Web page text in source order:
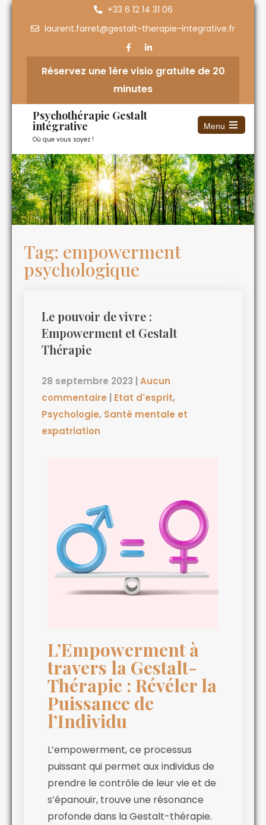
+33 6 12 14 31 06
laurent.farret@gestalt-therapie-integrative.fr
Réservez une 1ère visio gratuite de 20
minutes
Psychothérapie Gestalt
intégrative
Où que vous soyez !
Menu
Tag: empowerment
psychologique
Le pouvoir de vivre :
Empowerment et Gestalt
Thérapie
28 septembre 2023
Aucun
commentaire
Etat d'esprit,
Psychologie, Santé mentale et
expatriation
L’Empowerment à
travers la Gestalt-
Thérapie : Révéler la
Puissance de
l’Individu
L’empowerment, ce processus
puissant qui permet aux individus de
prendre le contrôle de leur vie et de
s’épanouir, trouve une résonance
profonde dans la Gestalt-thérapie.